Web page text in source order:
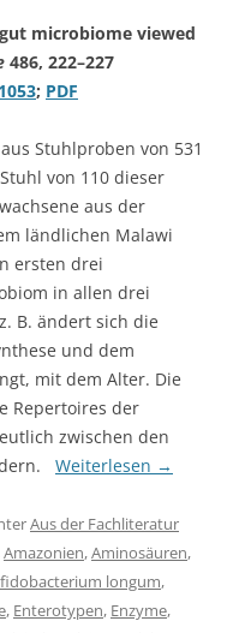
microbiome viewed
486, 222–227
; PDF
Stuhlproben von 531
von 110 dieser
aus der
ländlichen Malawi
ersten drei
in allen drei
B. ändert sich die
und dem
mit dem Alter. Die
Repertoires der
zwischen den
Weiterlesen →
Aus der Fachliteratur
Amazonien,Aminosäuren,
longum,
, Enterotypen, Enzyme,